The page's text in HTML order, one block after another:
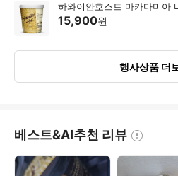
하와이안호스트 마카다미아
15,900원
행사상품 더
베스트&AI추천 리뷰